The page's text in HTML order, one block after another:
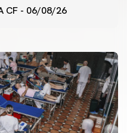
CF - 06/08/26
CF 6/8/2026